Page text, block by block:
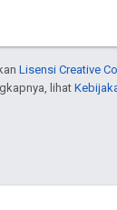
Lisensi Creative
lihat